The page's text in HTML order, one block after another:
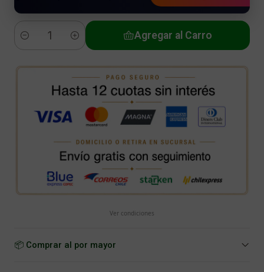
Cantidad
Agregar al Carro
Ver condiciones
📦 Comprar al por mayor